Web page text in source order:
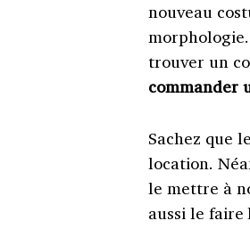
nouveau
trouver un
commander
Sachez que
location.
le mettre à
aussi le faire